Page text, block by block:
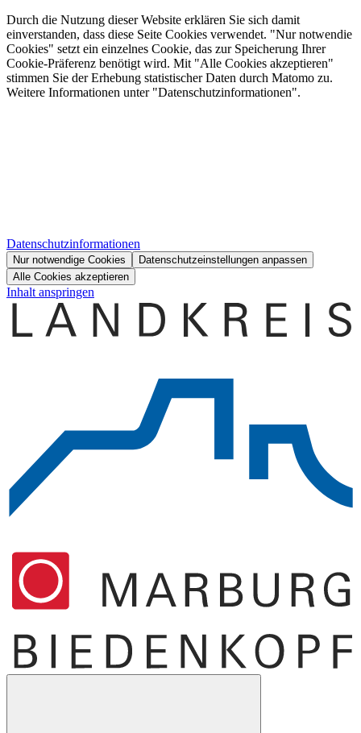
Durch die Nutzung dieser Website erklären Sie sich damit
einverstanden, dass diese Seite Cookies verwendet. "Nur notwendie
Cookies" setzt ein einzelnes Cookie, das zur Speicherung Ihrer
Cookie-Präferenz benötigt wird. Mit "Alle Cookies akzeptieren"
stimmen Sie der Erhebung statistischer Daten durch Matomo zu.
Weitere Informationen unter "Datenschutzinformationen".
Datenschutzinformationen
Nur notwendige Cookies
Datenschutzeinstellungen anpassen
Alle Cookies akzeptieren
Inhalt anspringen